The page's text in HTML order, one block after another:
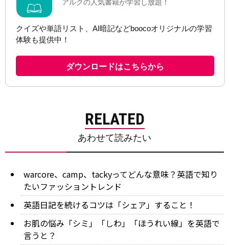
RELATED
あわせて読みたい
warcore、camp、tackyってどんな意味？英語で知り
たいファッショントレンド
英語日記を続けるコツは「シェア」すること！
お肌の悩み「シミ」「しわ」「ほうれい線」を英語で
言うと？